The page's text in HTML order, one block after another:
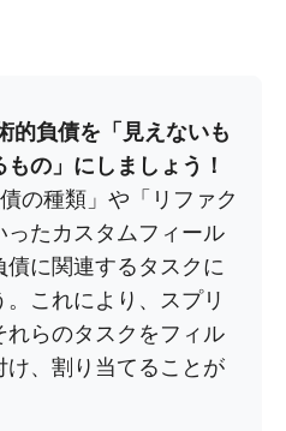
的負債を「見えないも
の」にしましょう！
の種類」や「リファク
ったカスタムフィール
債に関連するタスクに
これにより、スプリ
れらのタスクをフィル
け、割り当てることが